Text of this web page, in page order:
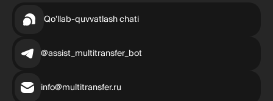
Qo'llab-quvvatlash chati
@assist_multitransfer_bot
info@multitransfer.ru